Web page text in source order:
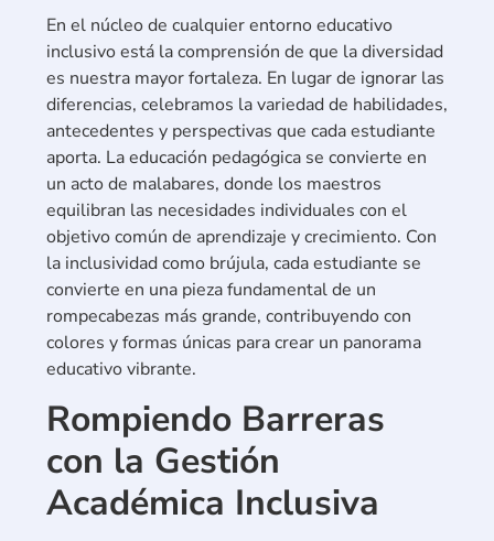
En el núcleo de cualquier entorno educativo
inclusivo está la comprensión de que la diversidad
es nuestra mayor fortaleza. En lugar de ignorar las
diferencias, celebramos la variedad de habilidades,
antecedentes y perspectivas que cada estudiante
aporta. La educación pedagógica se convierte en
un acto de malabares, donde los maestros
equilibran las necesidades individuales con el
objetivo común de aprendizaje y crecimiento. Con
la inclusividad como brújula, cada estudiante se
convierte en una pieza fundamental de un
rompecabezas más grande, contribuyendo con
colores y formas únicas para crear un panorama
educativo vibrante.
Rompiendo Barreras
con la Gestión
Académica Inclusiva